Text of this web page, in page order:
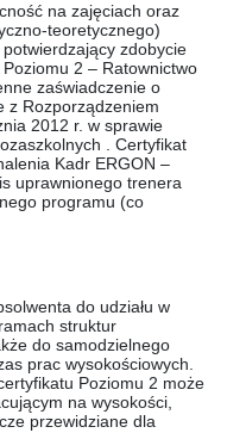
na zajęciach oraz
teoretycznego)
potwierdzający zdobycie
Poziomu 2 – Ratownictwo
zaświadczenie o
z Rozporządzeniem
2012 r. w sprawie
. Certyfikat
Kadr ERGON –
uprawnionego trenera
programu (co
do udziału w
struktur
do samodzielnego
prac wysokościowych.
Poziomu 2 może
na wysokości,
przewidziane dla